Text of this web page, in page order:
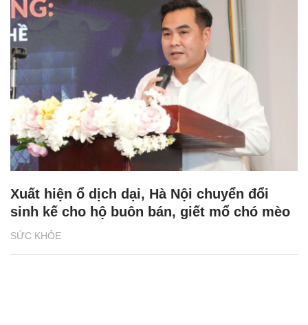
SỨC KHỎE
Xuất hiện ổ dịch dại, Hà Nội chuyển đổi
sinh kế cho hộ buôn bán, giết mổ chó mèo